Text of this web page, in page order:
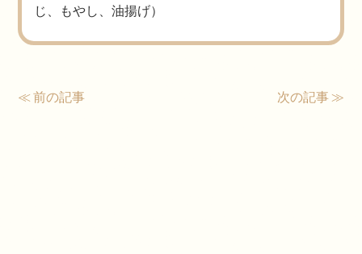
じ、もやし、油揚げ）
≪ 前の記事 次の記事 ≫